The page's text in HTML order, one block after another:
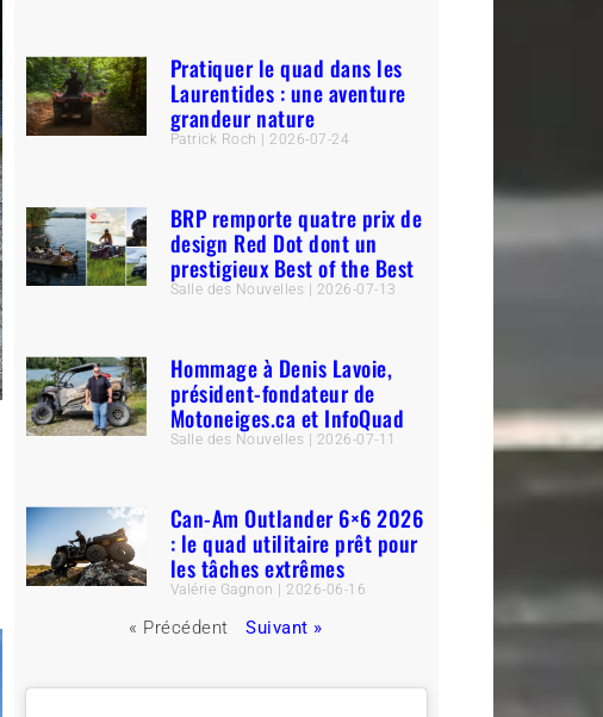
Pratiquer le quad dans les
Laurentides : une aventure
grandeur nature
Patrick Roch 2026-07-24
BRP remporte quatre prix de
design Red Dot dont un
prestigieux Best of the Best
Salle des Nouvelles 2026-07-13
Hommage à Denis Lavoie,
président-fondateur de
Motoneiges.ca et InfoQuad
Salle des Nouvelles 2026-07-11
Can-Am Outlander 6×6 2026
: le quad utilitaire prêt pour
les tâches extrêmes
Valérie Gagnon 2026-06-16
« Précédent Suivant »